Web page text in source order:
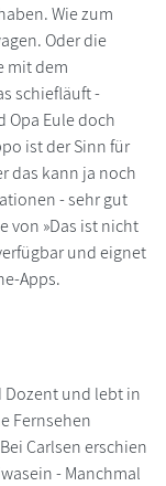
Wie zum
Oder die
mit dem
schiefläuft -
Opa Eule doch
ist der Sinn für
das kann ja noch
- sehr gut
von »Das ist nicht
und eignet
Apps.
Dozent und lebt in
Fernsehen
Carlsen erschien
- Manchmal